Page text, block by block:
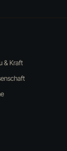
& Kraft